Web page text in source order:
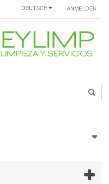
ANMELDEN
DEUTSCH